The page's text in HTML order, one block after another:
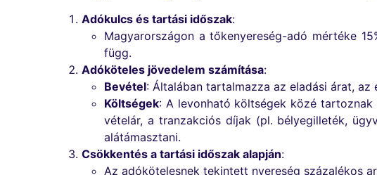
Adókulcs és tartási időszak:
Magyarországon a tőkenyereség-adó mértéke
függ.
Adóköteles jövedelem számítása:
Bevétel: Általában tartalmazza az eladási árat,
Költségek: A levonható költségek közé
vételár, a tranzakciós díjak (pl. bélyegilleték,
alátámasztani.
Csökkentés a tartási időszak alapján:
Az adókötelesnek tekintett nyereség százalékos